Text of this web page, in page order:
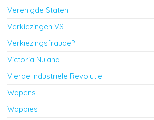
Verenigde Staten
Verkiezingen VS
Verkiezingsfraude?
Victoria Nuland
Vierde Industriële Revolutie
Wapens
Wappies